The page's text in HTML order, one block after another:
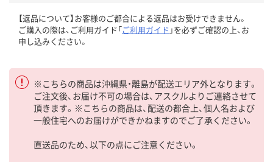
【返品について】お客様のご都合による返品はお受けできません。
ご購入の際は、ご利用ガイド「ご利用ガイド 」を必ずご確認の上、お
申し込みください。
※こちらの商品は沖縄県・離島が配送エリア外となります。
ご注文後、お届け不可の場合は、アスクルよりご連絡させて
頂きます。※こちらの商品は、配送の都合上、個人名および
一般住宅へのお届けができかねますのでご了承ください。
直送品のため、以下の点にご注意ください。